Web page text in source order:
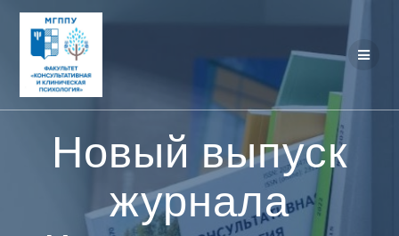
Новый выпуск
журнала